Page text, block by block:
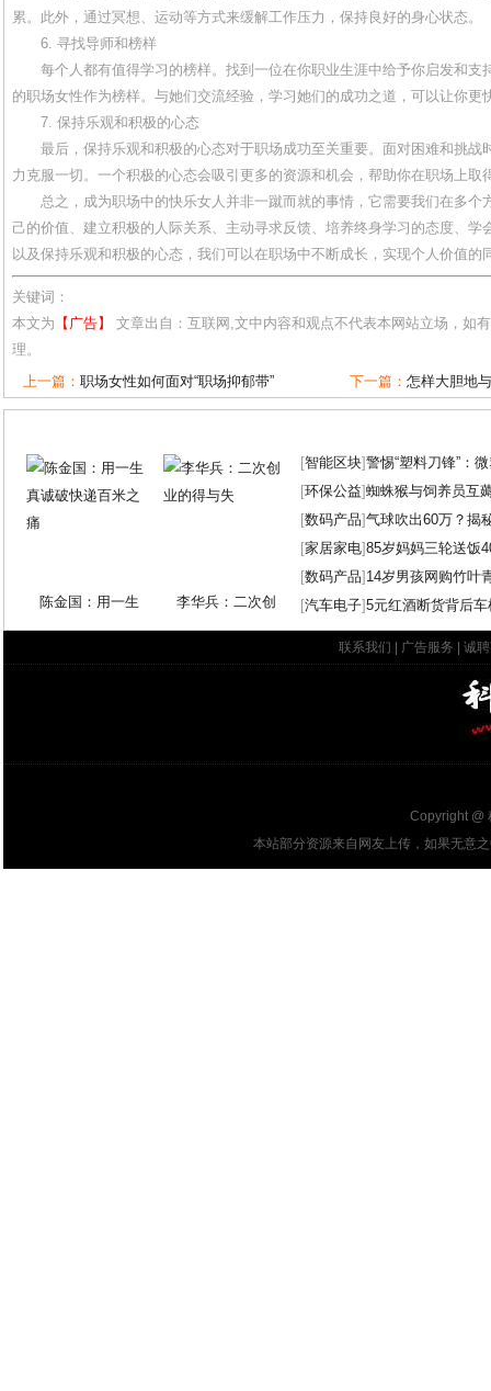
累。此外，通过冥想、运动等方式来缓解工作压力，保持良好的身心状态。
6. 寻找导师和榜样
每个人都有值得学习的榜样。找到一位在你职业生涯中给予你启发和支
的职场女性作为榜样。与她们交流经验，学习她们的成功之道，可以让你更
7. 保持乐观和积极的心态
最后，保持乐观和积极的心态对于职场成功至关重要。面对困难和挑战
力克服一切。一个积极的心态会吸引更多的资源和机会，帮助你在职场上取
总之，成为职场中的快乐女人并非一蹴而就的事情，它需要我们在多个
己的价值、建立积极的人际关系、主动寻求反馈、培养终身学习的态度、学
以及保持乐观和积极的心态，我们可以在职场中不断成长，实现个人价值的
关键词：
本文为 【广告】
文章出自：互联网,文中内容和观点不代表本网站立场，如
理。
上一篇： 职场女性如何面对“职场抑郁带” 下一篇： 怎样大胆地
陈金国：用一生 李华兵：二次创
[智能区块]警惕“塑料刀锋”：
[环保公益]蜘蛛猴与饲养员互
[数码产品]气球吹出60万？揭
[家居家电]85岁妈妈三轮送饭
[数码产品] 14岁男孩网购竹叶
[汽车电子]5元红酒断货背后
联系我们 广告服务 诚
Copyright @
本站部分资源来自网友上传，如果无意